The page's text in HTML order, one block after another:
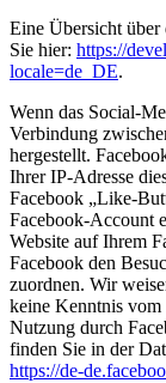
Eine Übersicht
Sie hier: https://
locale=de_DE.
Wenn das Social-
Verbindung
hergestellt.
Ihrer IP-Adresse
Facebook „Like-
Facebook-Account
Website auf Ihrem
Facebook den
zuordnen. Wir
keine Kenntnis vom
Nutzung durch
finden Sie in der
https://de-